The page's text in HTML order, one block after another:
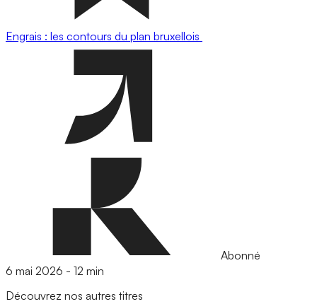
Engrais : les contours du plan bruxellois
Abonné
6 mai 2026 - 12 min
Découvrez nos autres titres